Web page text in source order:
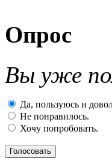
Опрос
Вы уже
Да, пользуюсь и
Не понравилось.
Хочу попробовать.
Голосовать